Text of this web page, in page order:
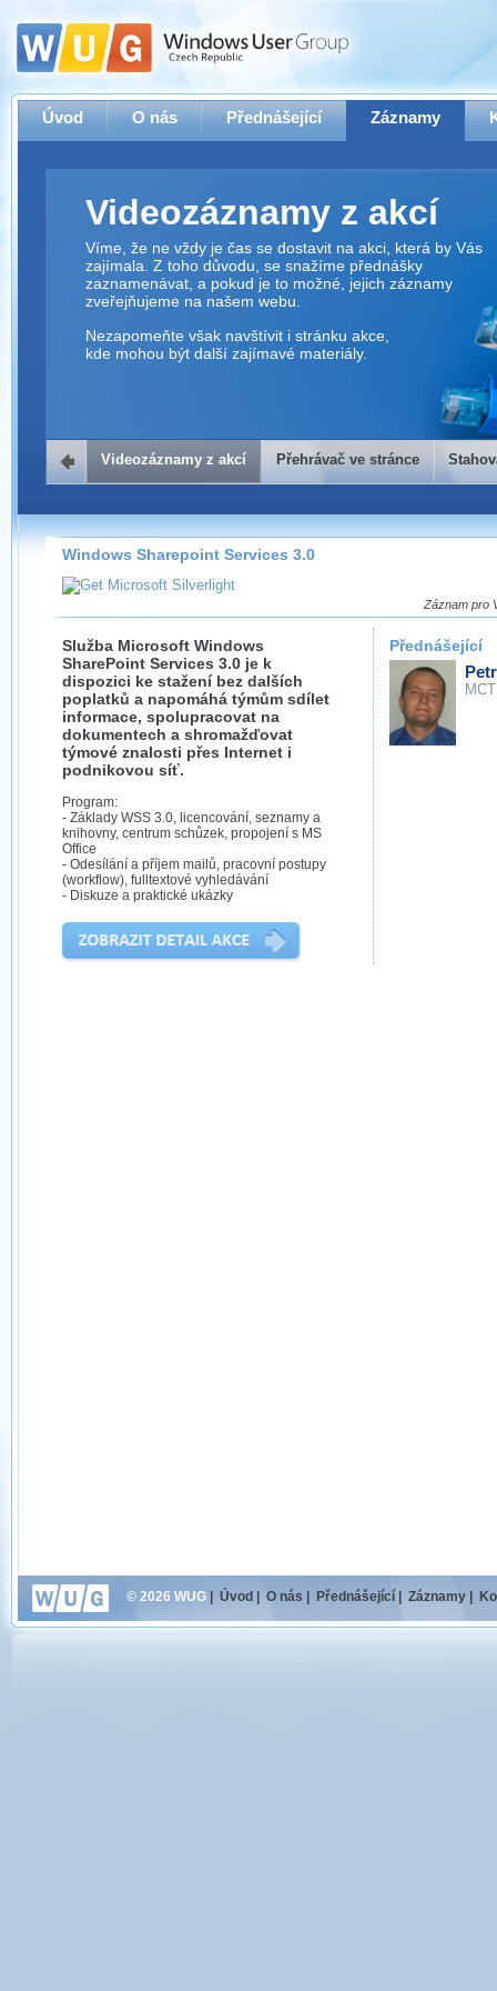
Úvod O nás Přednášející Záznamy
Videozáznamy z akcí
Víme, že ne vždy je čas se dostavit na akci, která by Vás
zajímala. Z toho důvodu, se snažíme přednášky
zaznamenávat, a pokud je to možné, jejich záznamy
zveřejňujeme na našem webu.
Nezapomeňte však navštívit i stránku akce,
kde mohou být další zajímavé materiály.
Přehrávač ve stránce
Záznamy na našem webu můžete pohodlně sledovat
přímo na stránce s využitím našehoHTML 5nebo
Silverlightpřehrávače.
Stránka se sama rozhodne, na základě toho, jaké
technologie podporuje Váš prohlížeč, který přehrávač
použít, abyste záznam mohli sledovat v nejvyšší
možné kvalitě.
Stahování záznamů
Víme, že občas chcete sledovat záznamy i v místech,
kde není připojení k internetu, což současný přehrávač
neumožňuje, proto umožňujeme stahování vybraných
záznamů.
Velmi staré záznamy máme historicky uložené
ve formátu, který není vhodný pro stahování,
Videozáznamy z akcí Přehrávač ve stránce
Windows Sharepoint Services 3.0
Záznam pro
Služba Microsoft Windows
SharePoint Services 3.0 je k
dispozici ke stažení bez dalších
poplatků a napomáhá týmům sdílet
informace, spolupracovat na
dokumentech a shromažďovat
týmové znalosti přes Internet i
podnikovou síť.
Program:
- Základy WSS 3.0, licencování, seznamy a
knihovny, centrum schůzek, propojení s MS
Office
- Odesílání a příjem mailů, pracovní postupy
(workflow), fulltextové vyhledávání
- Diskuze a praktické ukázky
Přednášející
MCT
© 2026 WUG Úvod O nás Přednášející Záznamy